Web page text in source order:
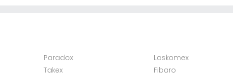
Paradox
Takex
Laskomex
Fibaro